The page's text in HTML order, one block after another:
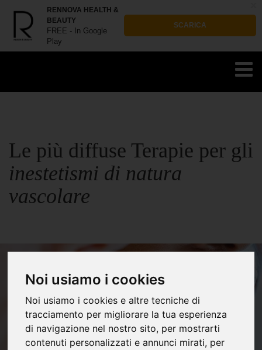
Noi usiamo i cookies
Noi usiamo i cookies e altre tecniche di
tracciamento per migliorare la tua esperienza
di navigazione nel nostro sito, per mostrarti
contenuti personalizzati e annunci mirati, per
RENNOVA HEALTH &
BEAUTY
FREE - In Google
Play
SCARICA
Le più diffuse Terapie per gli
inestetismi di natura
vascolare